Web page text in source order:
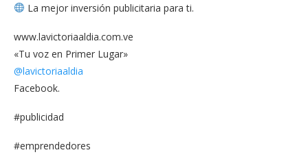
La mejor inversión publicitaria para ti.
www.lavictoriaaldia.com.ve
«Tu voz en Primer Lugar»
@lavictoriaaldia
Facebook.
#publicidad
#emprendedores